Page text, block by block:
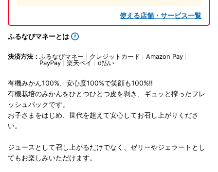
使える店舗・サービス一覧
ふるなびマネーとは
決済方法： ふるなびマネー クレジットカード
Amazon Pay
PayPay
楽天ペイ d払い
有機みかん100%、安心度100%で笑顔も100%!!
有機栽培のみかんをひとつひとつ皮を剥き、ギュッと搾ったフレ
ッシュパックです。
お子さまをはじめ、世代を超えて安心してお召し上がりくださ
い。
ジュースとして召し上がるだけでなく、ゼリーやジェラートとし
てもお楽しみいただけます。